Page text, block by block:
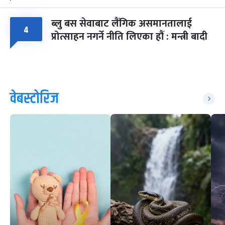
४ ब्लु बस सेवाबाट लैंगिक असमानतालाई
प्रोत्साहन नगर्ने नीति लिएका हौं : मन्त्री बादी
वेबस्टोरिज